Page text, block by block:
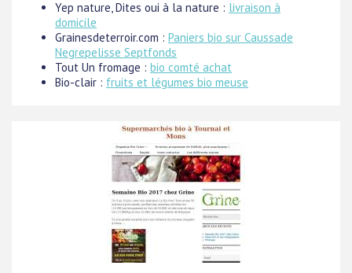
Yep nature, Dites oui à la nature : livraison à
domicile
Grainesdeterroir.com : Paniers bio sur Caussade
Negrepelisse Septfonds
Tout Un fromage : bio comté achat
Bio-clair : fruits et légumes bio meuse